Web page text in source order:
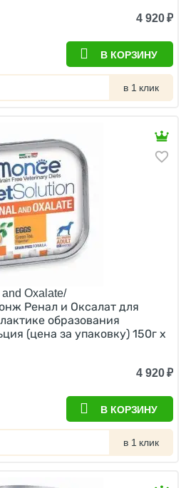
4 920₽
В КОРЗИНУ
в 1 клик
Oxalate/
Ренал и Оксалат для
образования
(цена за упаковку) 150г х
4 920₽
В КОРЗИНУ
в 1 клик